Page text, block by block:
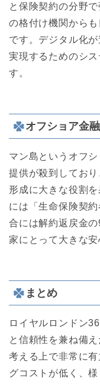
と保険契約の分野
の格付け機関から
です。デジタル化
実現するためのシ
す。
オフショア金
マン島というオフ
提供が殺到してお
形成に大きな役割
には「生命保険契
合には解約返戻金
家にとって大きな安
まとめ
ロイヤルロンドン
と信頼性を兼ね備
考える上で非常に
グコストが低く、